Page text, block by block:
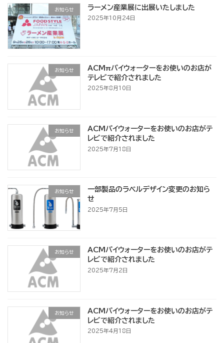
お知らせ ラーメン産業展に出展いたしました
2025年10月24日
お知らせ
ACMπパイウォーターをお使いのお店が
テレビで紹介されました
2025年8月10日
お知らせ
ACMパイウォーターをお使いのお店がテ
レビで紹介されました
2025年7月18日
お知らせ
一部製品のラベルデザイン変更のお知ら
せ
2025年7月5日
お知らせ
ACMパイウォーターをお使いのお店がテ
レビで紹介されました
2025年7月2日
お知らせ
ACMパイウォーターをお使いのお店がテ
レビで紹介されました
2025年4月18日